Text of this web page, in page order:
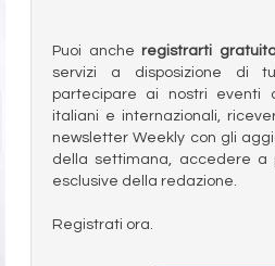
Puoi anche registrarti
servizi a disposizione di
partecipare ai nostri eventi
italiani e internazionali,
newsletter Weekly con gli
della settimana, accedere a
esclusive della redazione.
Registrati ora.